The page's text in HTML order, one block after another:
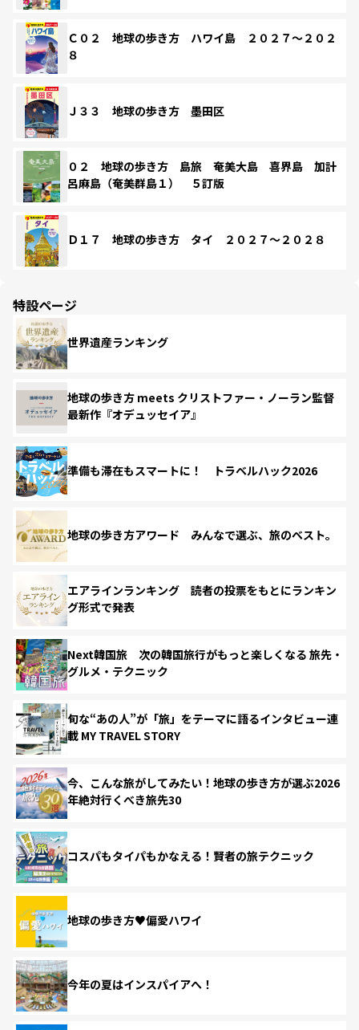
Ｃ０２ 地球の歩き方 ハワイ島 ２０２７～２０２
８
Ｊ３３ 地球の歩き方 墨田区
０２ 地球の歩き方 島旅 奄美大島 喜界島 加計
呂麻島（奄美群島１） ５訂版
Ｄ１７ 地球の歩き方 タイ ２０２７～２０２８
特設ページ
世界遺産ランキング
地球の歩き方 meets クリストファー・ノーラン監督
最新作『オデュッセイア』
準備も滞在もスマートに！ トラベルハック2026
地球の歩き方アワード みんなで選ぶ、旅のベスト。
エアラインランキング 読者の投票をもとにランキン
グ形式で発表
Next韓国旅 次の韓国旅行がもっと楽しくなる 旅先・
グルメ・テクニック
旬な“あの人”が「旅」をテーマに語るインタビュー連
載 MY TRAVEL STORY
今、こんな旅がしてみたい！地球の歩き方が選ぶ2026
年絶対行くべき旅先30
コスパもタイパもかなえる！賢者の旅テクニック
地球の歩き方♥偏愛ハワイ
今年の夏はインスパイアへ！